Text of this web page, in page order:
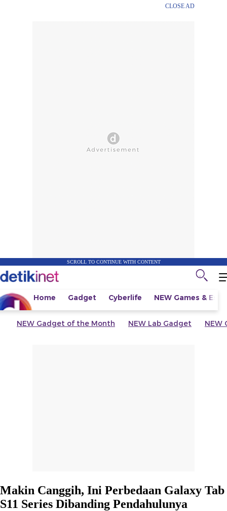
CLOSE AD
SCROLL TO CONTINUE WITH CONTENT
Home Gadget Cyberlife NEW Games &
NEW Gadget of the Month NEW Lab Gadget NEW
Makin Canggih, Ini Perbedaan Galaxy Tab
S11 Series Dibanding Pendahulunya